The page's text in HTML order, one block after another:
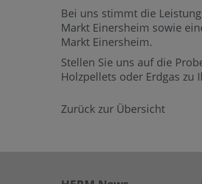
Bei uns stimmt die
Markt Einersheim sowie
Markt Einersheim.
Stellen Sie uns auf die
Holzpellets oder Erdgas
Zurück zur Übersicht